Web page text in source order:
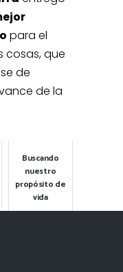
para el
cosas, que
de
de la
Buscando
nuestro
propósito de
vida
2026-05-13